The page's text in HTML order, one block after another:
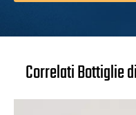
Correlati Bottiglie